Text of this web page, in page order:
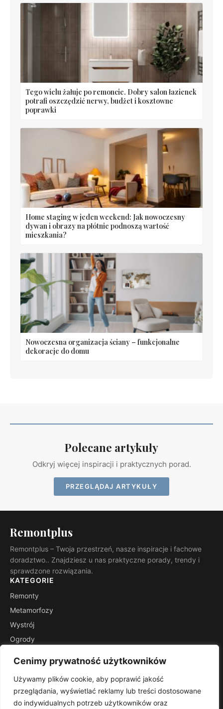
Cenimy prywatność użytkowników
Używamy plików cookie, aby poprawić jakość
przeglądania, wyświetlać reklamy lub treści dostosowane
do indywidualnych potrzeb użytkowników oraz
Tego wielu żałuje po remoncie. Dobry salon łazienek
potrafi oszczędzić nerwy, budżet i kosztowne
poprawki
Home staging w jeden weekend: Jak nowoczesny
dywan i obrazy na płótnie podnoszą wartość
mieszkania?
Nowoczesna organizacja ściany – funkcjonalne
dekoracje do domu
Polecane artykuły
Odkryj więcej inspiracji i praktycznych porad.
PRZEGLĄDAJ ARTYKUŁY
Remontplus
Remontplus – Twoja przestrzeń, nasze inspiracje i fachowe
doradztwo.. Znajdziesz u nas praktyczne porady, trendy i
sprawdzone rozwiązania.
KATEGORIE
Remonty
Metamorfozy
Wystrój
Ogrody
INFORMACJE
Kontakt